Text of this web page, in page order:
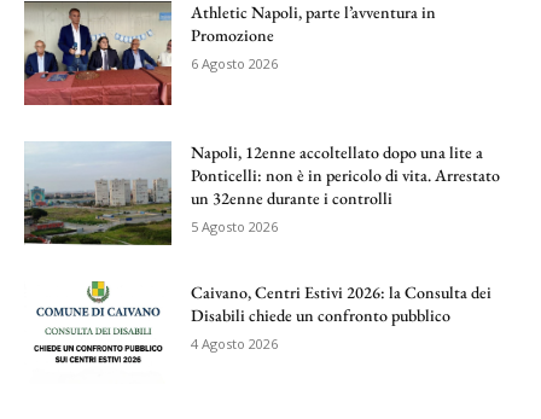
Athletic Napoli, parte l’avventura in
Promozione
6 Agosto 2026
Napoli, 12enne accoltellato dopo una lite a
Ponticelli: non è in pericolo di vita. Arrestato
un 32enne durante i controlli
5 Agosto 2026
Caivano, Centri Estivi 2026: la Consulta dei
Disabili chiede un confronto pubblico
4 Agosto 2026